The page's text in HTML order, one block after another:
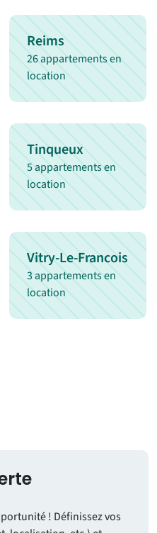
Reims
26 appartements en
location
Tinqueux
5 appartements en
location
Vitry-Le-Francois
3 appartements en
location
! Définissez vos